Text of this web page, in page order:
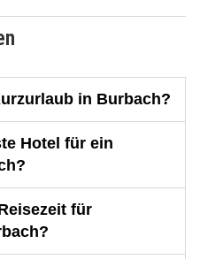
in Burbach?
Hotel für ein
für